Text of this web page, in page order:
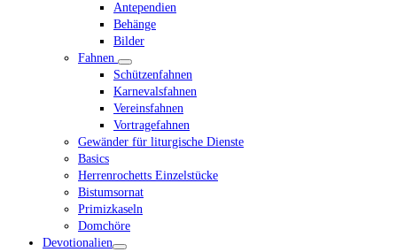
Antependien
Behänge
Bilder
Fahnen
Schützenfahnen
Karnevalsfahnen
Vereinsfahnen
Vortragefahnen
Gewänder für liturgische Dienste
Basics
Herrenrochetts Einzelstücke
Bistumsornat
Primizkaseln
Domchöre
Devotionalien